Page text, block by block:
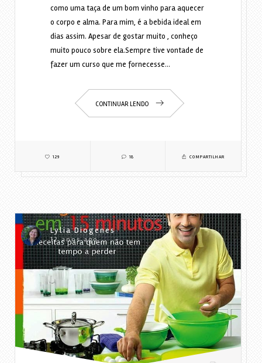
como uma taça de um bom vinho para aquecer
o corpo e alma. Para mim, é a bebida ideal em
dias assim. Apesar de gostar muito , conheço
muito pouco sobre ela.Sempre tive vontade de
fazer um curso que me fornecesse…
CONTINUAR LENDO
129 18 COMPARTILHAR
Lylia Diogenes
12 anos ago